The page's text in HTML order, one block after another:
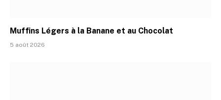
Muffins Légers à la Banane et au Chocolat
5 août 2026